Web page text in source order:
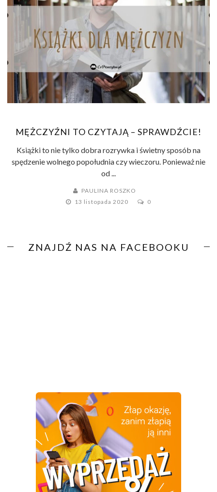
MĘŻCZYŹNI TO CZYTAJĄ – SPRAWDŹCIE!
Książki to nie tylko dobra rozrywka i świetny sposób na
spędzenie wolnego popołudnia czy wieczoru. Ponieważ nie
od ...
PAULINA ROSZKO
13 listopada 2020
0
ZNAJDŹ NAS NA FACEBOOKU